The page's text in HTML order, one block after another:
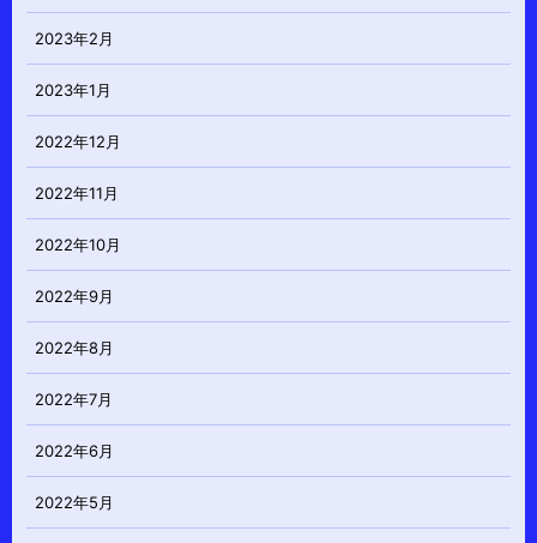
2023年2月
2023年1月
2022年12月
2022年11月
2022年10月
2022年9月
2022年8月
2022年7月
2022年6月
2022年5月